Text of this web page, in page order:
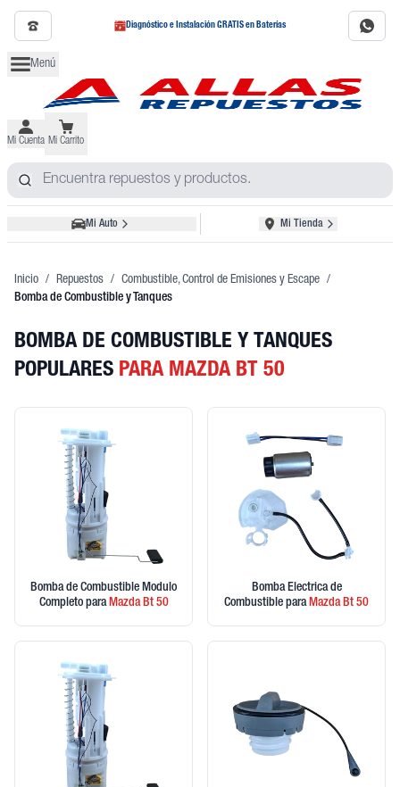
Diagnóstico e Instalación GRATIS en Baterías
Menú
Mi Cuenta Mi Carrito
Mi Auto Mi Tienda
Inicio / Repuestos / Combustible, Control de Emisiones y Escape /
Bomba de Combustible y Tanques
BOMBA DE COMBUSTIBLE Y TANQUES
POPULARES PARA MAZDA BT 50
Bomba de Combustible Modulo
Completo paraMazdaBt 50
Bomba Electrica de
Combustible paraMazdaBt 50